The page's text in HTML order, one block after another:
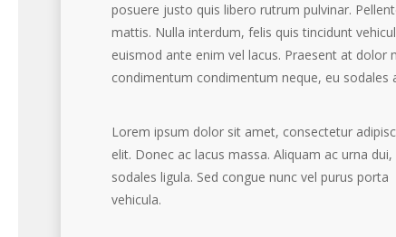
posuere justo quis libero rutrum pulvinar.
mattis. Nulla interdum, felis quis tincidunt
euismod ante enim vel lacus. Praesent at dolor
condimentum condimentum neque, eu sodales
Lorem ipsum dolor sit amet, consectetur
elit. Donec ac lacus massa. Aliquam ac urna dui,
sodales ligula. Sed congue nunc vel purus porta
vehicula.